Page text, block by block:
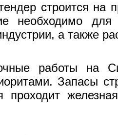
строится на
необходимо
а также
работы на
Запасы
проходит